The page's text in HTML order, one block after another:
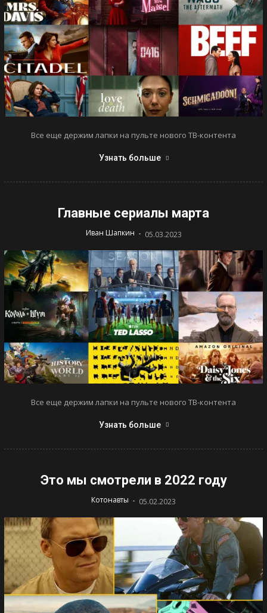
Все еще держим лапки на пульте нового ТВ-контента
Узнать больше
Главные сериалы марта
Иван Шапкин - 05.03.2023
Все еще держим лапки на пульте нового ТВ-контента
Узнать больше
Это мы смотрели в 2022 году
Котонавты - 05.02.2023